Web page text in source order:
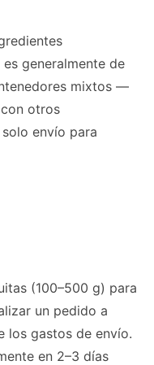
generalmente de
mixtos —
otros
envío para
(100–500 g) para
un pedido a
los gastos de envío.
en 2–3 días